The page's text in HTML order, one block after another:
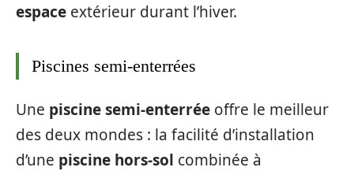
espace extérieur durant l’hiver.
Piscines semi-enterrées
Une piscine semi-enterrée offre le meilleur
des deux mondes : la facilité d’installation
d’une piscine hors-sol combinée à